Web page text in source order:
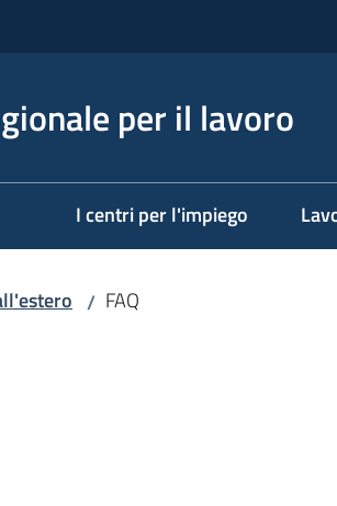
per il lavoro
I centri per l'impiego
/ FAQ